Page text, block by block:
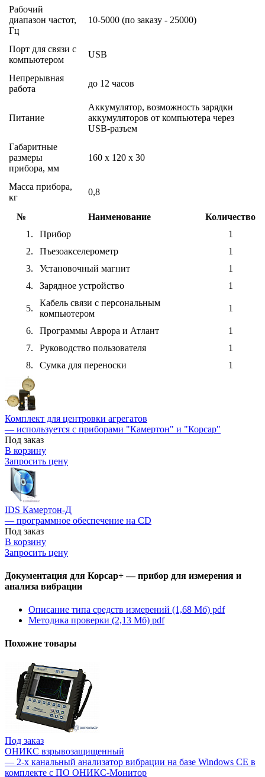
Рабочий
диапазон частот,
Гц
10-5000 (по заказу - 25000)
Порт для связи с
компьютером
USB
Непрерывная
работа
до 12 часов
Питание
Аккумулятор, возможность зарядки
аккумуляторов от компьютера через
USB-разъем
Габаритные
размеры
прибора, мм
160 х 120 х 30
Масса прибора,
кг
0,8
№ Наименование
Количество
1.
Прибор
1
2.
Пъезоакселерометр
1
3.
Установочный магнит
1
4.
Зарядное устройство 1
5.
Кабель связи с персональным
компьютером
1
6. Программы Аврора и Атлант
1
7.
Руководство пользователя
1
8.
Сумка для переноски 1
Комплект для центровки агрегатов
— используется с приборами "Камертон" и "Корсар"
Под заказ
В корзину
Запросить цену
IDS Камертон-Д
— программное обеспечение на CD
Под заказ
В корзину
Запросить цену
Документация для Корсар+ — прибор для измерения и
анализа вибрации
Описание типа средств измерений (1,68 Мб) pdf
Методика проверки (2,13 Мб) pdf
Похожие товары
Под заказ
ОНИКС взрывозащищенный
— 2-х канальный анализатор вибрации на базе Windows CE в
комплекте с ПО ОНИКС-Монитор